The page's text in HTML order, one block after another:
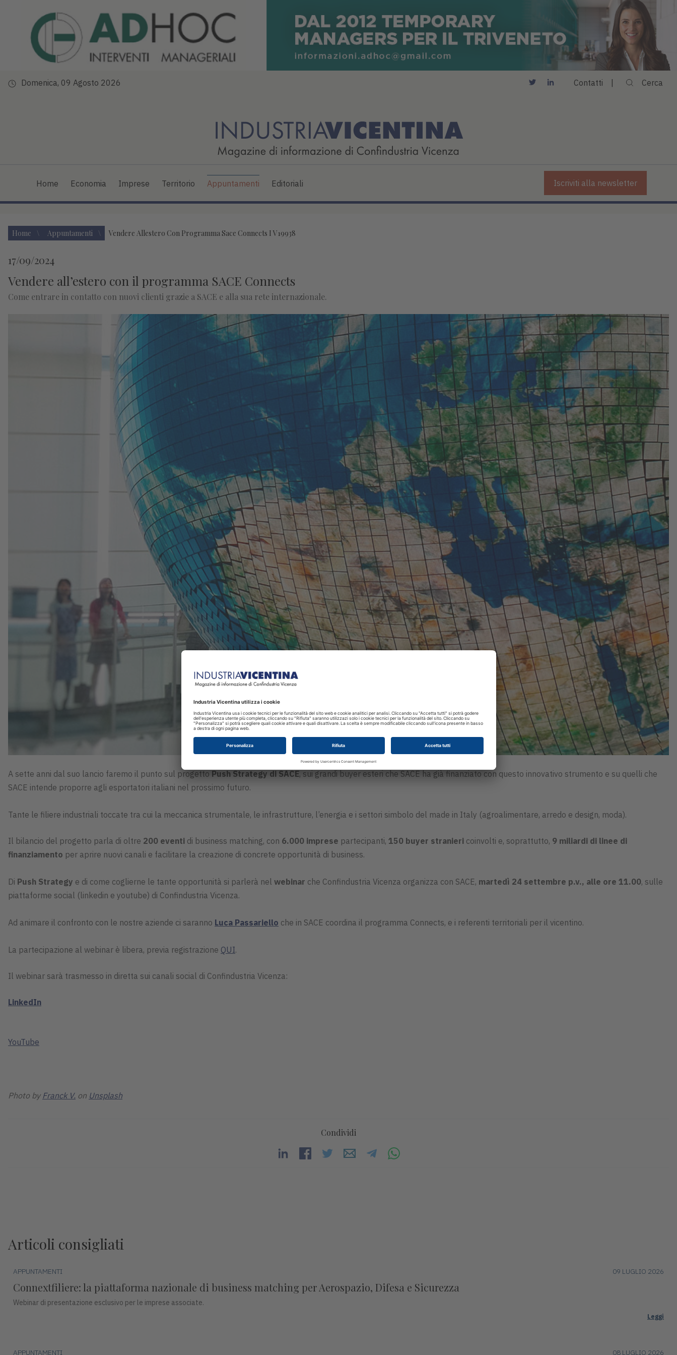
Domenica, 09 Agosto 2026 Contatti Cerca
Home Economia Imprese Territorio Appuntamenti Editoriali Iscriviti alla newsletter
Home Appuntamenti Vendere Allestero Con Programma Sace Connects I V19938
17/09/2024
Vendere all’estero con il programma SACE Connects
Come entrare in contatto con nuovi clienti grazie a SACE e alla sua rete internazionale.
A sette anni dal suo lancio faremo il punto sul progetto Push Strategy di SACE, sui grandi buyer esteri che SACE ha già finanziato con questo innovativo strumento e su quelli che
SACE intende proporre agli esportatori italiani nel prossimo futuro.
Tante le filiere industriali toccate tra cui la meccanica strumentale, le infrastrutture, l’energia e i settori simbolo del made in Italy (agroalimentare, arredo e design, moda).
Il bilancio del progetto parla di oltre 200 eventi di business matching, con 6.000 imprese partecipanti, 150 buyer stranieri coinvolti e, soprattutto, 9 miliardi di linee di
finanziamento per aprire nuovi canali e facilitare la creazione di concrete opportunità di business.
Di Push Strategy e di come coglierne le tante opportunità si parlerà nel webinar che Confindustria Vicenza organizza con SACE, martedì 24 settembre p.v., alle ore 11.00, sulle
piattaforme social (linkedin e youtube) di Confindustria Vicenza.
Ad animare il confronto con le nostre aziende ci saranno Luca Passariello che in SACE coordina il programma Connects, e i referenti territoriali per il vicentino.
La partecipazione al webinar è libera, previa registrazione QUI.
Il webinar sarà trasmesso in diretta sui canali social di Confindustria Vicenza:
LinkedIn
YouTube
Photo by Franck V. on Unsplash
Condividi
Articoli consigliati
APPUNTAMENTI 09 LUGLIO 2026
Connextfiliere: la piattaforma nazionale di business matching per Aerospazio, Difesa e Sicurezza
Webinar di presentazione esclusivo per le imprese associate.
Leggi
APPUNTAMENTI 08 LUGLIO 2026